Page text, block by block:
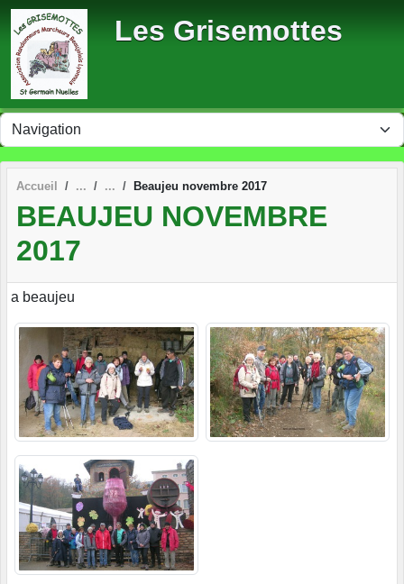
Les Grisemottes
Accueil Beaujeu novembre 2017
BEAUJEU NOVEMBRE
2017
a beaujeu
Panneau de gestion des cookies